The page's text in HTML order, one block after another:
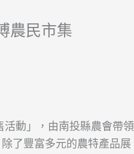
農民市集
動」，由南投縣農會帶領
了豐富多元的農特產品展